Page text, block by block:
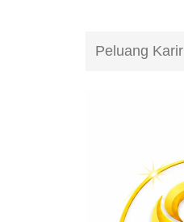
Peluang Karir